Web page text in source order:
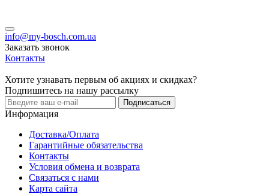
info@my-bosch.com.ua
Заказать звонок
Контакты
Хотите узнавать первым об акциях и скидках?
Подпишитесь на нашу рассылку
Подписаться
Информация
Доставка/Оплата
Гарантийные обязательства
Контакты
Условия обмена и возврата
Связаться с нами
Карта сайта